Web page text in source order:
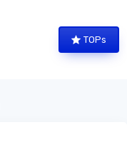
TOPs